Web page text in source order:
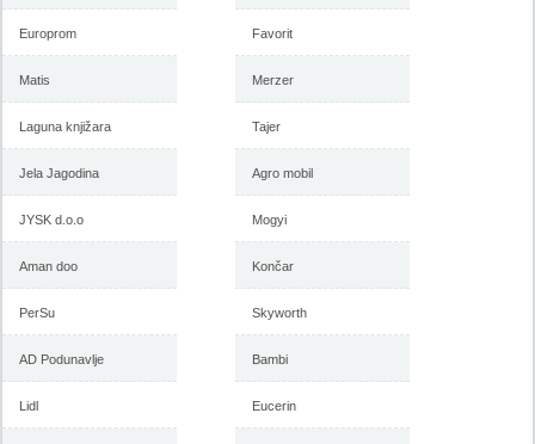
Europrom
Matis
Laguna knjižara
Jela Jagodina
JYSK d.o.o
Aman doo
PerSu
AD Podunavlje
Lidl
Favorit
Merzer
Tajer
Agro mobil
Mogyi
Končar
Skyworth
Bambi
Eucerin